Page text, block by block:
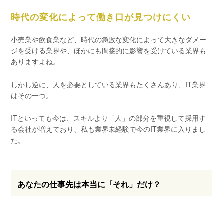
時代の変化によって働き口が見つけにくい
小売業や飲食業など、時代の急激な変化によって大きなダメー
ジを受ける業界や、ほかにも間接的に影響を受けている業界も
ありますよね。
しかし逆に、人を必要としている業界もたくさんあり、IT業界
はその一つ。
ITといっても今は、スキルより「人」の部分を重視して採用す
る会社が増えており、私も業界未経験で今のIT業界に入りまし
た。
あなたの仕事先は本当に「それ」だけ？